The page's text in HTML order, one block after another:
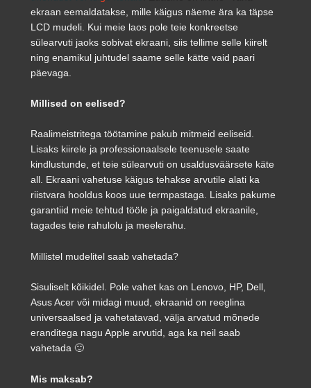
ekraan eemaldatakse, mille käigus näeme ära ka täpse
LCD mudeli. Kui meie laos pole teie konkreetse
sülearvuti jaoks sobivat ekraani, siis tellime selle kiirelt
ning enamikul juhtudel saame selle kätte vaid paari
päevaga.
Millised on eelised?
Raalimeistritega töötamine pakub mitmeid eeliseid.
Lisaks kiirele ja professionaalsele teenusele saate
kindlustunde, et teie sülearvuti on usaldusväärsete käte
all. Ekraani vahetuse käigus tehakse arvutile alati ka
riistvara hooldus koos uue termpastaga. Lisaks pakume
garantiid meie tehtud tööle ja paigaldatud ekraanile,
tagades teie rahulolu ja meelerahu.
Millistel mudelitel saab vahetada?
Sisuliselt kõikidel. Pole vahet kas on Lenovo, HP, Dell,
Asus Acer või midagi muud, ekraanid on reeglina
universaalsed ja vahetatavad, välja arvatud mõnede
eranditega nagu Apple arvutid, aga ka neil saab
vahetada 🙂
Mis maksab?